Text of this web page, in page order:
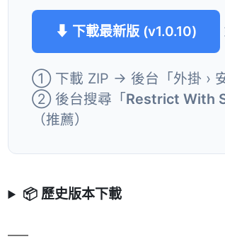
⬇ 下載最新版 (v1.0.10)
① 下載 ZIP → 後台「外掛 › 安
② 後台搜尋「Restrict With
（推薦）
📦 歷史版本下載